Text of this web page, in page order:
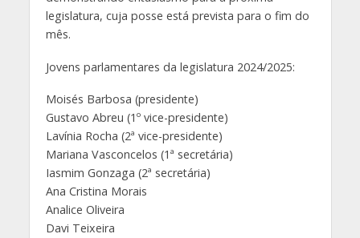
legislatura, cuja posse está prevista para o fim do
mês.
Jovens parlamentares da legislatura 2024/2025:
Moisés Barbosa (presidente)
Gustavo Abreu (1º vice-presidente)
Lavínia Rocha (2ª vice-presidente)
Mariana Vasconcelos (1ª secretária)
Iasmim Gonzaga (2ª secretária)
Ana Cristina Morais
Analice Oliveira
Davi Teixeira